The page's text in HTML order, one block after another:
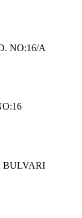
NO:16/A
BULVARI